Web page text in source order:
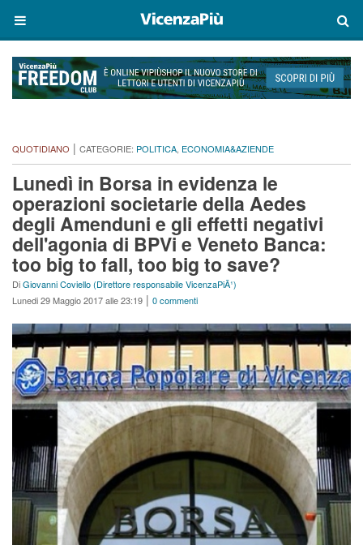
QUOTIDIANO | CATEGORIE: POLITICA, ECONOMIA&AZIENDE
Lunedì in Borsa in evidenza le
operazioni societarie della Aedes
degli Amenduni e gli effetti negativi
dell'agonia di BPVi e Veneto Banca:
too big to fall, too big to save?
DiGiovanni Coviello (Direttore responsabile VicenzaPiÃ¹)
Lunedi 29 Maggio 2017 alle 23:19 | 0 commenti